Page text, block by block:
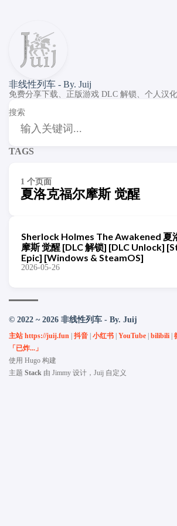
非线性列车 - By. Juij
免费分享下载、正版游戏 DLC 解锁、个人汉
搜索
TAGS
1 个页面
夏洛克福尔摩斯 觉醒
Sherlock Holmes The Awakened 夏
摩斯 觉醒 [DLC 解锁] [DLC Unlock]
Epic] [Windows & SteamOS]
2026-05-26
© 2022 ~ 2026 非线性列车 - By. Juij
主站 https://juij.fun 抖音 小红书 YouTube bilibili
「已炸...」
使用 Hugo 构建
主题 Stack 由 Jimmy 设计，Juij 自定义